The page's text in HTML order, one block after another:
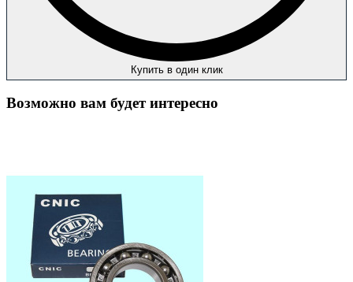
Купить в один клик
Возможно вам будет интересно